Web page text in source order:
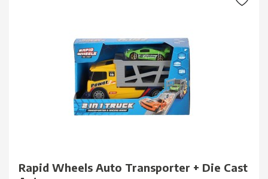
Rapid Wheels Auto Transporter + Die Cast